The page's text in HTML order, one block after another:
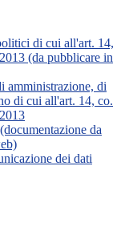
di cui all'art. 14,
(da pubblicare in
amministrazione, di
di cui all'art. 14, co.
da
dei dati